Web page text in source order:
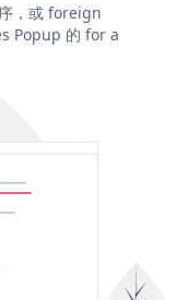
，或 foreign
Popup 的 for a